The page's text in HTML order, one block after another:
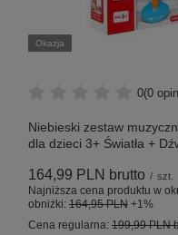
Okazja
0(0
Niebieski zestaw
dla dzieci 3+ Światła +
164,99 PLN brutto / szt.
Najniższa cena produktu w
obniżki: 164,95 PLN +1%
Cena regularna: 199,99 PLN